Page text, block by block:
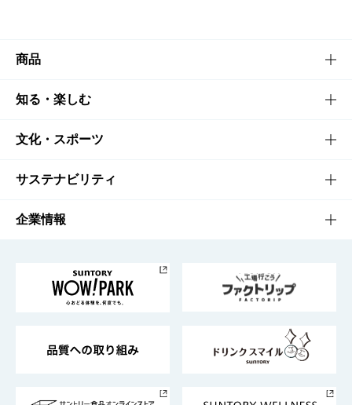
商品
商品TOP
商品一覧
商品発売情報
栄養成分一覧
知る・楽しむ
知る・楽しむTOP
キャンペーン
工場見学
地域情報
文化・スポーツ
文化・スポーツTOP
サントリーホール
サントリーサンバーズ大阪
サステナビリティ
サステナビリティTOP
サントリーが考えるサステナビリティ経営
企業情報
企業概要